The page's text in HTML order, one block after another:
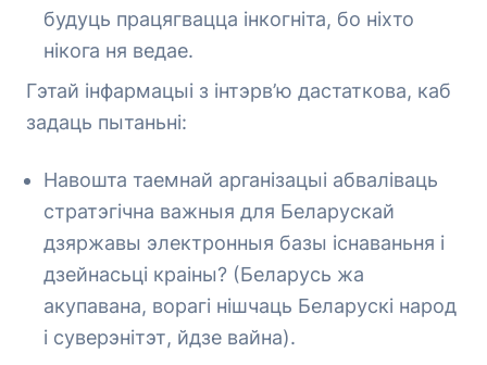
будуць працягвацца інкогніта, бо ніхто
нікога ня ведае.
Гэтай інфармацыі з інтэрв’ю дастаткова, каб
задаць пытаньні:
Навошта таемнай арганізацыі абваліваць
стратэгічна важныя для Беларускай
дзяржавы электронныя базы існаваньня і
дзейнасьці краіны? (Беларусь жа
акупавана, ворагі нішчаць Беларускі народ
і суверэнітэт, йдзе вайна).